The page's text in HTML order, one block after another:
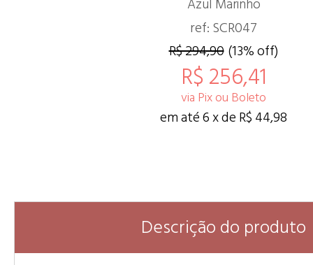
ref: SCR047
R$ 294,90 (13% off)
R$ 256,41
via Pix ou Boleto
em até 6 x de R$ 44,98
Descrição do produto